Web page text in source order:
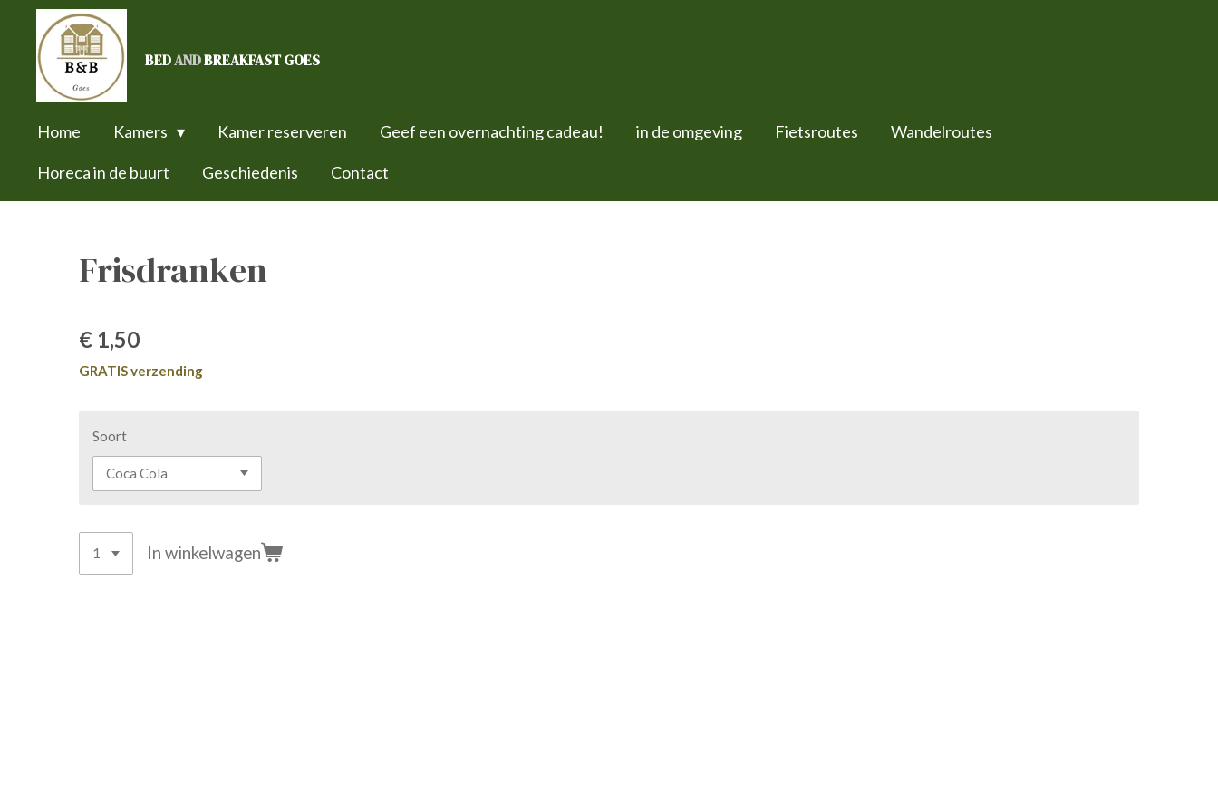
direct
BEDANDBREAKFAST GOES
Home Kamers Kamer reserveren Geef een overnachting cadeau! in de omgeving Fietsroutes Wandelroutes
Horeca in de buurt Geschiedenis Contact
Frisdranken
€ 1,50
GRATIS verzending
Soort
In winkelwagen